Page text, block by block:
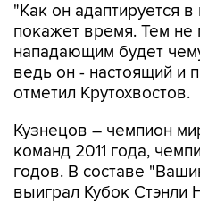
"Как он адаптируется
покажет время. Тем
нападающим будет
ведь он - настоящий и
отметил Крутохвостов.
Кузнецов – чемпион
команд 2011 года,
годов. В составе
выиграл Кубок Стэнли